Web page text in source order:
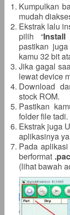
Kumpulkan
mudah
Ekstrak lalu
pilih “
pastikan
kamu 32 bit
Jika gagal
lewat device
Download
stock ROM.
Pastikan
folder file tadi.
Ekstrak juga
aplikasinya
Pada
berformat .pac
(lihat bawah